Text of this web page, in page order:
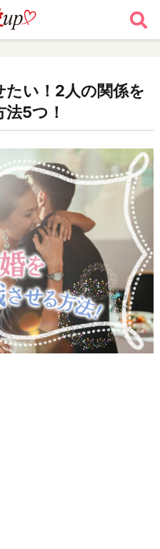
たい！2人の関係を
5つ！